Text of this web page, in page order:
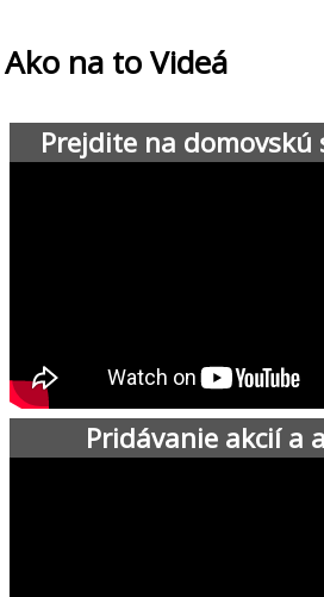
Ako na to Videá
Prejdite na domovskú
Pridávanie akcií a